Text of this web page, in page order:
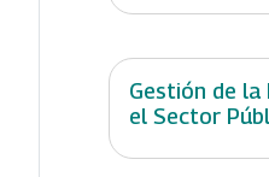
Gestión de la
el Sector